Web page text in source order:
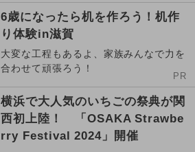
6歳になったら机を作ろう！机作
り体験in滋賀
大変な工程もあるよ、家族みんなで力を
合わせて頑張ろう！
PR
横浜で大人気のいちごの祭典が関
西初上陸！ 「OSAKA Strawbe
rry Festival 2024」開催